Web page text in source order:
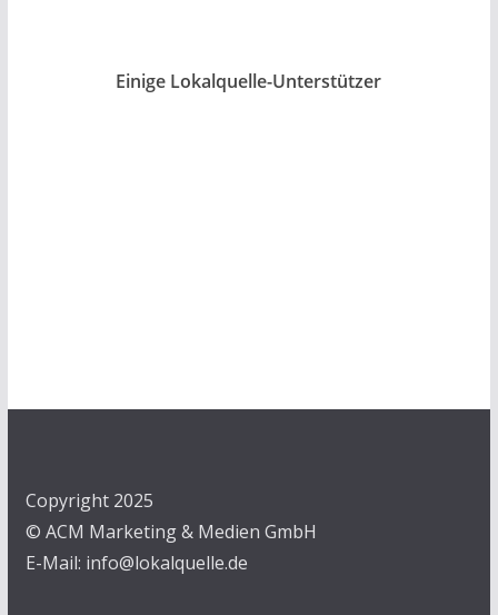
Einige Lokalquelle-Unterstützer
Copyright 2025
© ACM Marketing & Medien GmbH
E-Mail: info@lokalquelle.de